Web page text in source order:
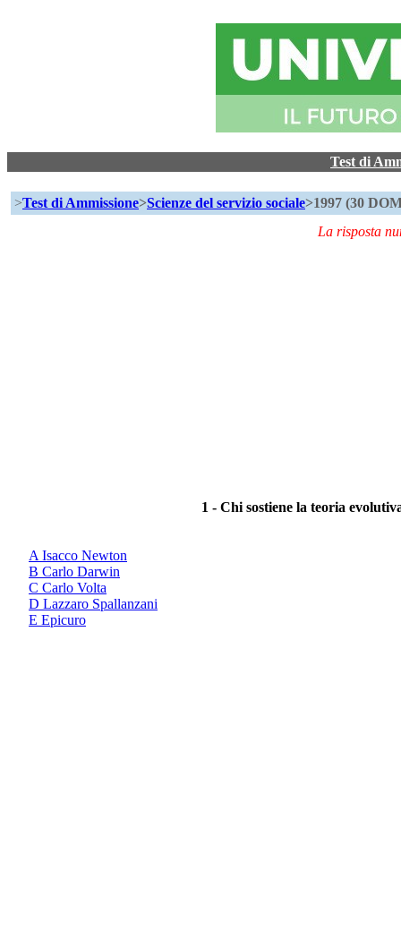
Test di
>Test di Ammissione>Scienze del servizio sociale>1997 (30
La risposta
1 - Chi sostiene la teoria
A Isacco Newton
B Carlo Darwin
C Carlo Volta
D Lazzaro Spallanzani
E Epicuro